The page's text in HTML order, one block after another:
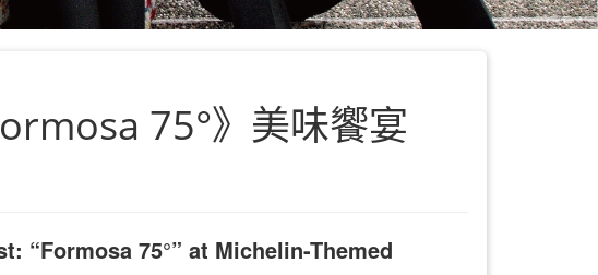
75°》美味饗宴
“Formosa 75°” at Michelin-Themed